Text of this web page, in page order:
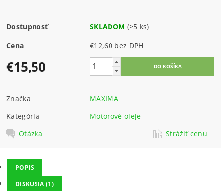
Dostupnosť SKLADOM (>5 ks)
Cena €12,60 bez DPH
€15,50
Značka
MAXIMA
Kategória
Motorové oleje
Otázka
Strážiť cenu
POPIS
DISKUSIA (1)